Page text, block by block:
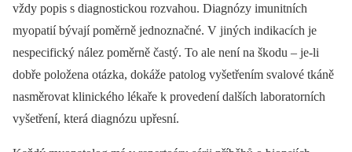
vždy popis s diagnostickou rozvahou. Diagnózy imunitních
myopatií bývají poměrně jednoznačné. V jiných indikacích je
nespecifický nález poměrně častý. To ale není na škodu –⁠ je-li
dobře položena otázka, dokáže patolog vyšetřením svalové tkáně
nasměrovat klinického lékaře k provedení dalších laboratorních
vyšetření, která diagnózu upřesní.